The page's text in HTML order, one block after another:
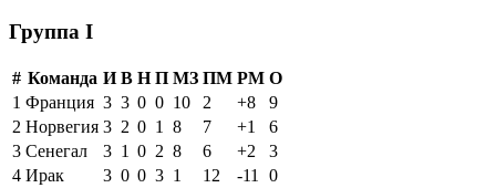
Группа I
# Команда И В Н П МЗ ПМ РМ О
1 Франция 3 3 0 0 10 2 +8
9
2 Норвегия 3 2 0 1 8 7 +1
6
3 Сенегал 3 1 0 2 8 6 +2
3
4 Ирак 3 0 0 3 1 12 -11
0